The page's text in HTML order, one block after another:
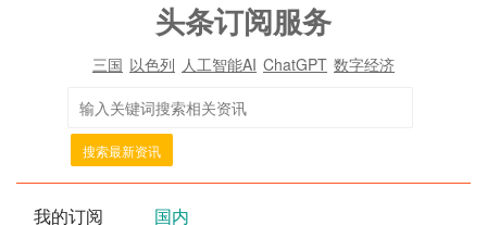
头条订阅服务
三国 以色列 人工智能AI ChatGPT 数字经济
搜索最新资讯
我的订阅 国内